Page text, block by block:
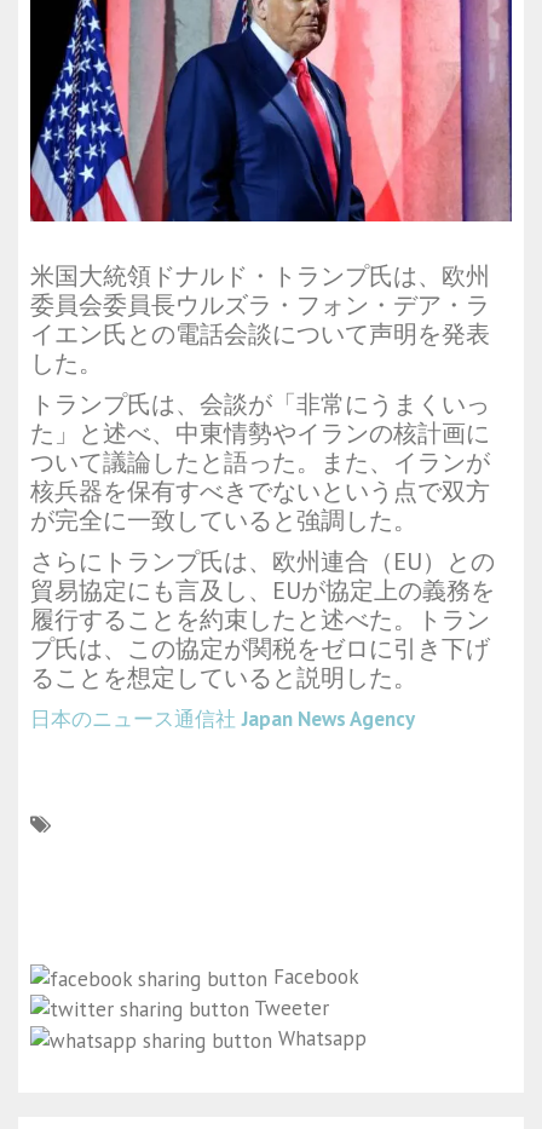
米国大統領ドナルド・トランプ氏は、欧州
委員会委員長ウルズラ・フォン・デア・ラ
イエン氏との電話会談について声明を発表
した。
トランプ氏は、会談が「非常にうまくいっ
た」と述べ、中東情勢やイランの核計画に
ついて議論したと語った。また、イランが
核兵器を保有すべきでないという点で双方
が完全に一致していると強調した。
さらにトランプ氏は、欧州連合（EU）との
貿易協定にも言及し、EUが協定上の義務を
履行することを約束したと述べた。トラン
プ氏は、この協定が関税をゼロに引き下げ
ることを想定していると説明した。
日本のニュース通信社 Japan News Agency
Facebook
Tweeter
Whatsapp